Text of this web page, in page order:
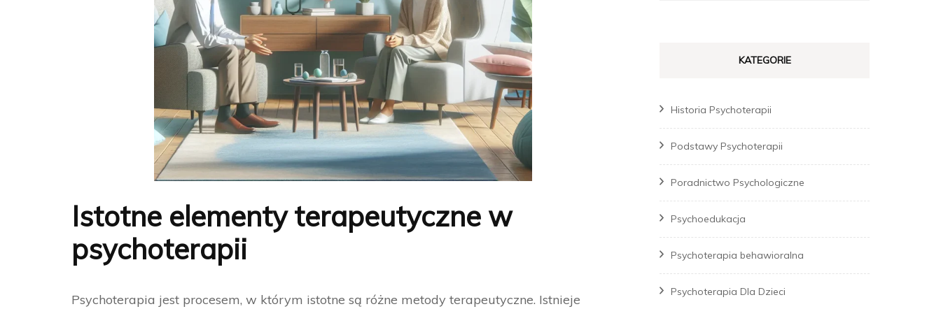
Istotne elementy terapeutyczne w
psychoterapii
Psychoterapia jest procesem, w którym istotne są różne metody terapeutyczne. Istnieje
KATEGORIE
Historia Psychoterapii
Podstawy Psychoterapii
Poradnictwo Psychologiczne
Psychoedukacja
Psychoterapia behawioralna
Psychoterapia Dla Dzieci